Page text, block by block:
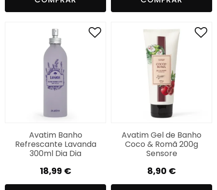
Avatim Banho
Refrescante Lavanda
300ml Dia Dia
18,99 €
Avatim Gel de Banho
Coco & Romã 200g
Sensore
8,90 €